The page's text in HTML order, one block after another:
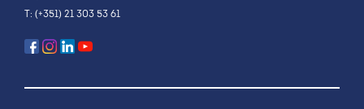
T: (+351) 21 303 53 61